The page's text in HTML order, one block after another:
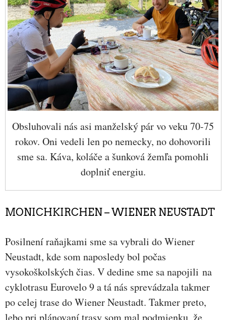
Obsluhovali nás asi manželský pár vo veku 70-75
rokov. Oni vedeli len po nemecky, no dohovorili
sme sa. Káva, koláče a šunková žemľa pomohli
doplniť energiu.
MONICHKIRCHEN – WIENER NEUSTADT
Posilnení raňajkami sme sa vybrali do Wiener
Neustadt, kde som naposledy bol počas
vysokoškolských čias. V dedine sme sa napojili na
cyklotrasu Eurovelo 9 a tá nás sprevádzala takmer
po celej trase do Wiener Neustadt. Takmer preto,
lebo pri plánovaní trasy som mal podmienku, že